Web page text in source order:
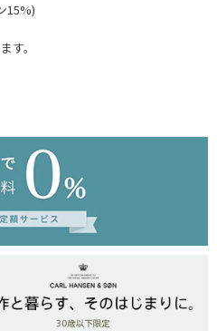
15%)
す。